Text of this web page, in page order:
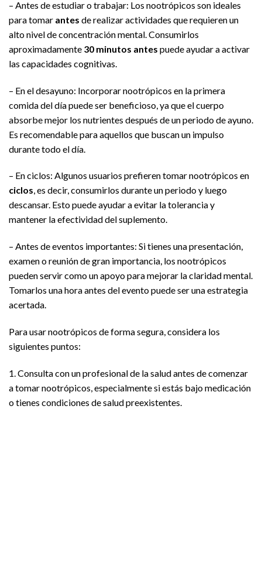
– Antes de estudiar o trabajar: Los nootrópicos son ideales
para tomar antes de realizar actividades que requieren un
alto nivel de concentración mental. Consumirlos
aproximadamente 30 minutos antes puede ayudar a activar
las capacidades cognitivas.
– En el desayuno: Incorporar nootrópicos en la primera
comida del día puede ser beneficioso, ya que el cuerpo
absorbe mejor los nutrientes después de un periodo de ayuno.
Es recomendable para aquellos que buscan un impulso
durante todo el día.
– En ciclos: Algunos usuarios prefieren tomar nootrópicos en
ciclos, es decir, consumirlos durante un periodo y luego
descansar. Esto puede ayudar a evitar la tolerancia y
mantener la efectividad del suplemento.
– Antes de eventos importantes: Si tienes una presentación,
examen o reunión de gran importancia, los nootrópicos
pueden servir como un apoyo para mejorar la claridad mental.
Tomarlos una hora antes del evento puede ser una estrategia
acertada.
Para usar nootrópicos de forma segura, considera los
siguientes puntos:
1. Consulta con un profesional de la salud antes de comenzar
a tomar nootrópicos, especialmente si estás bajo medicación
o tienes condiciones de salud preexistentes.